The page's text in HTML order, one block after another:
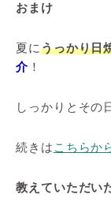
おまけ
夏にうっかり日
介！
しっかりとその
続きは こちらか
教えていただい